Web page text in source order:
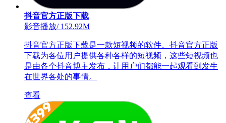
抖音官方正版下载
影音播放/152.92M
抖音官方正版下载是一款短视频的软件。抖音官方正版
下载为各位用户提供各种各样的短视频，这些短视频也
是由各个抖音博主发布，让用户们都能一起观看到发生
在世界各处的事情。
查看